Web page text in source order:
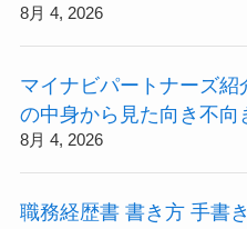
8月 4, 2026
マイナビパートナーズ紹
の中身から見た向き不向
8月 4, 2026
職務経歴書 書き方 手書